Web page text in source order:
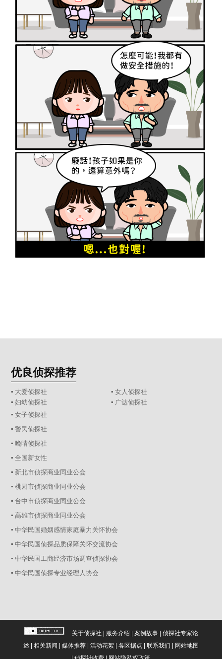
优良侦探推荐
▪ 大爱侦探社
▪ 女人侦探社
▪ 妇幼侦探社
▪ 广达侦探社
▪ 女子侦探社
▪ 警民侦探社
▪ 晚晴侦探社
▪ 全国新女性
▪ 新北市侦探商业同业公会
▪ 桃园市侦探商业同业公会
▪ 台中市侦探商业同业公会
▪ 高雄市侦探商业同业公会
▪ 中华民国婚姻感情家庭暴力关怀协会
▪ 中华民国侦探品质保障关怀交流协会
▪ 中华民国工商经济市场调查侦探协会
▪ 中华民国侦探专业经理人协会
关于侦探社 | 服务介绍 | 案例故事| 侦探社专家论
述 | 相关新闻 | 媒体推荐| 活动花絮| 各区据点 | 联系我们 | 网站地图